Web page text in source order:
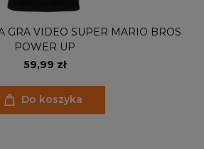
GRA VIDEO SUPER MARIO BROS
POWER UP
59,99 zł
Do koszyka